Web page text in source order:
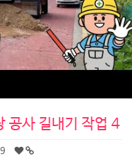
공사 길내기 작업 4